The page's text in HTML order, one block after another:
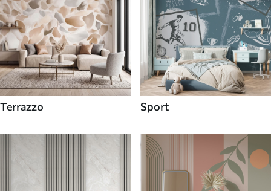
Terrazzo Sport